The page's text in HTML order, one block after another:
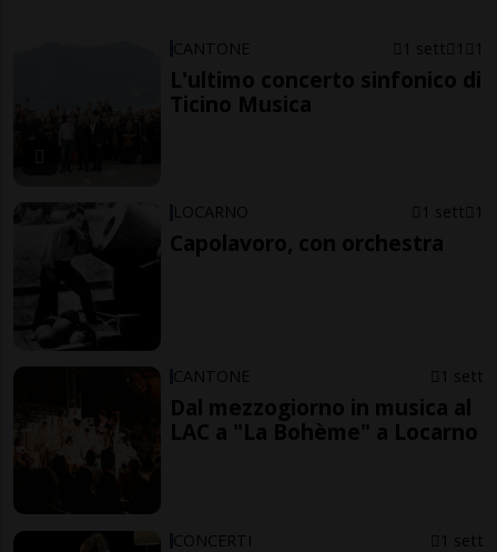
CANTONE 1 sett 1 1
L'ultimo concerto sinfonico di
Ticino Musica
LOCARNO 1 sett 1
Capolavoro, con orchestra
CANTONE 1 sett
Dal mezzogiorno in musica al
LAC a "La Bohème" a Locarno
CONCERTI 1 sett